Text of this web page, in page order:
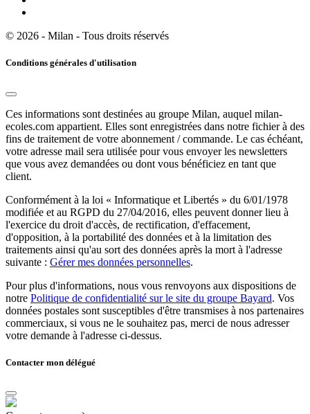
© 2026 - Milan - Tous droits réservés
Conditions générales d'utilisation
Ces informations sont destinées au groupe Milan, auquel milan-
ecoles.com appartient. Elles sont enregistrées dans notre fichier à des
fins de traitement de votre abonnement / commande. Le cas échéant,
votre adresse mail sera utilisée pour vous envoyer les newsletters
que vous avez demandées ou dont vous bénéficiez en tant que
client.
Conformément à la loi « Informatique et Libertés » du 6/01/1978
modifiée et au RGPD du 27/04/2016, elles peuvent donner lieu à
l'exercice du droit d'accès, de rectification, d'effacement,
d'opposition, à la portabilité des données et à la limitation des
traitements ainsi qu'au sort des données après la mort à l'adresse
suivante : Gérer mes données personnelles.
Pour plus d'informations, nous vous renvoyons aux dispositions de
notre Politique de confidentialité sur le site du groupe Bayard. Vos
données postales sont susceptibles d'être transmises à nos partenaires
commerciaux, si vous ne le souhaitez pas, merci de nous adresser
votre demande à l'adresse ci-dessus.
Contacter mon délégué